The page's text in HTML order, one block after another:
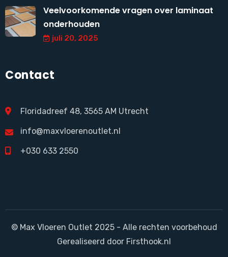
Veelvoorkomende vragen over laminaat
onderhouden
juli 20, 2025
Contact
Floridadreef 48, 3565 AM Utrecht
info@maxvloerenoutlet.nl
+030 633 2550
© Max Vloeren Outlet 2025 - Alle rechten voorbehoud
Gerealiseerd door Firsthook.nl